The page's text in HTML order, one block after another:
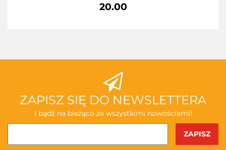
20.00
ZAPISZ SIĘ DO NEWSLETTERA
I bądź na bieżąco ze wszystkimi nowościami!